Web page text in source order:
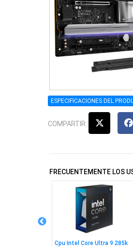
ESPECIFICACIONES DEL
COMPARTIR:
FRECUENTEMENTE LOS
Cpu Intel Core Ultra 9 285k